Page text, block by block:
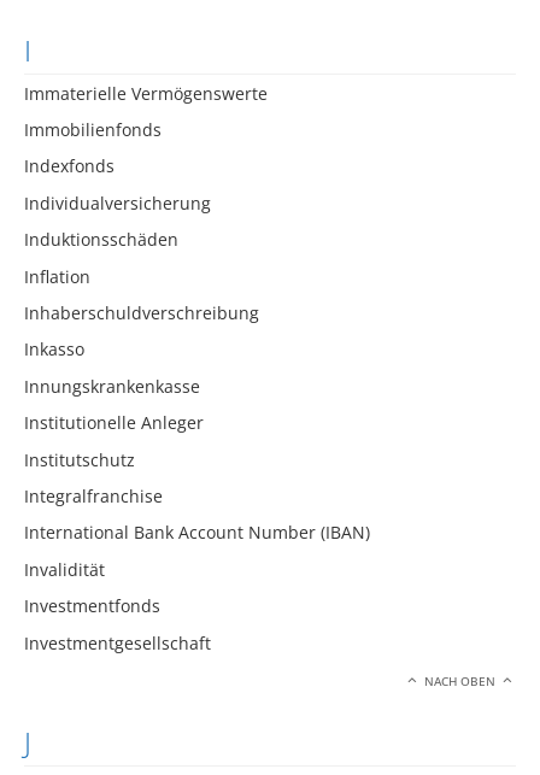
I
Immaterielle Vermögenswerte
Immobilienfonds
Indexfonds
Individualversicherung
Induktionsschäden
Inflation
Inhaberschuldverschreibung
Inkasso
Innungskrankenkasse
Institutionelle Anleger
Institutschutz
Integralfranchise
International Bank Account Number (IBAN)
Invalidität
Investmentfonds
Investmentgesellschaft
NACH OBEN
J